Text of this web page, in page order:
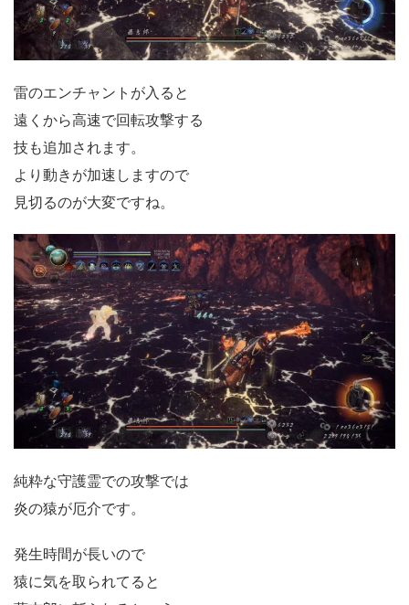
雷のエンチャントが入ると
遠くから高速で回転攻撃する
技も追加されます。
より動きが加速しますので
見切るのが大変ですね。
純粋な守護霊での攻撃では
炎の猿が厄介です。
発生時間が長いので
猿に気を取られてると